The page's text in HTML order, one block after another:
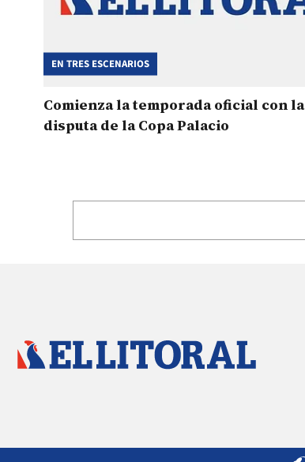
EN TRES ESCENARIOS
Comienza la temporada oficial con la
disputa de la Copa Palacio